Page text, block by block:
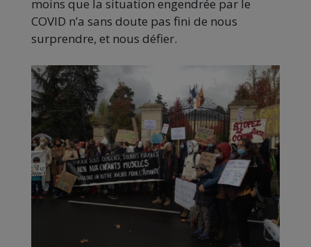
moins que la situation engendrée par le
COVID n’a sans doute pas fini de nous
surprendre, et nous défier.